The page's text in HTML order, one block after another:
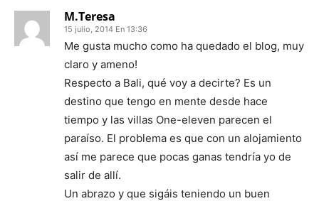
M.Teresa
15 julio, 2014 En 13:36
Me gusta mucho como ha quedado el blog, muy
claro y ameno!
Respecto a Bali, qué voy a decirte? Es un
destino que tengo en mente desde hace
tiempo y las villas One-eleven parecen el
paraíso. El problema es que con un alojamiento
así me parece que pocas ganas tendría yo de
salir de allí.
Un abrazo y que sigáis teniendo un buen